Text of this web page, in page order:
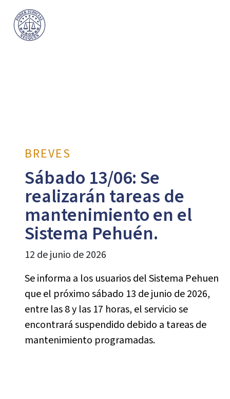
BREVES
Sábado 13/06: Se
realizarán tareas de
mantenimiento en el
Sistema Pehuén.
12 de junio de 2026
Se informa a los usuarios del Sistema Pehuen
que el próximo sábado 13 de junio de 2026,
entre las 8 y las 17 horas, el servicio se
encontrará suspendido debido a tareas de
mantenimiento programadas.